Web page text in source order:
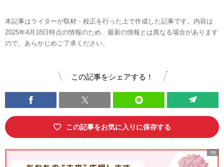
本記事はライターが取材・校正を行った上で作成した記事です。内容は
2025年4月18日時点の情報のため、最新の情報とは異なる場合があります
ので、あらかじめご了承ください。
この記事をシェアする！
この記事をお気に入りに保存する